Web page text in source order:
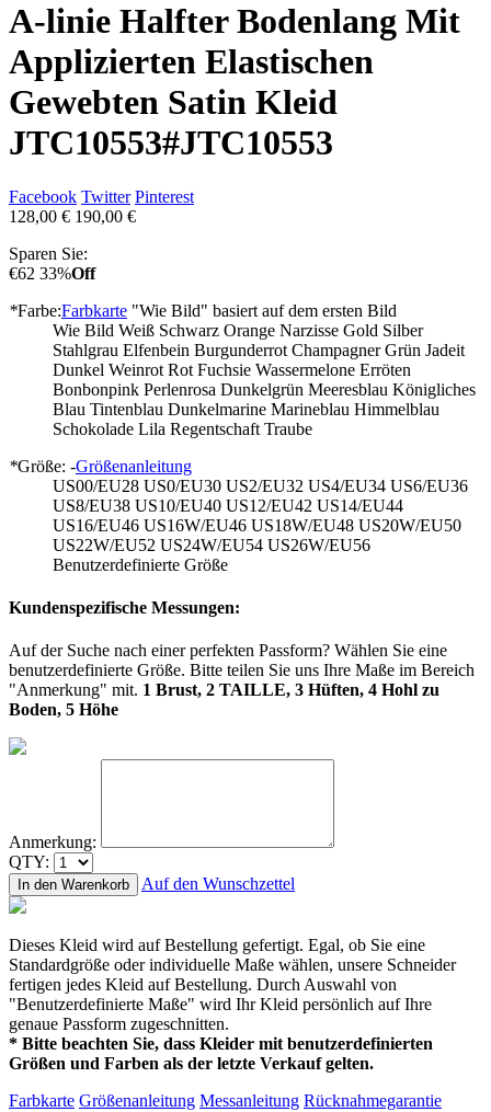
A-linie Halfter Bodenlang Mit
Applizierten Elastischen
Gewebten Satin Kleid
JTC10553#JTC10553
Facebook Twitter Pinterest
128,00 € 190,00 €
Sparen Sie:
€62 33%Off
*Farbe:Farbkarte "Wie Bild" basiert auf dem ersten Bild
Wie Bild Weiß Schwarz Orange Narzisse Gold Silber
Stahlgrau Elfenbein Burgunderrot Champagner Grün Jadeit
Dunkel Weinrot Rot Fuchsie Wassermelone Erröten
Bonbonpink Perlenrosa Dunkelgrün Meeresblau Königliches
Blau Tintenblau Dunkelmarine Marineblau Himmelblau
Schokolade Lila Regentschaft Traube
*Größe: -Größenanleitung
US00/EU28 US0/EU30 US2/EU32 US4/EU34 US6/EU36
US8/EU38 US10/EU40 US12/EU42 US14/EU44
US16/EU46 US16W/EU46 US18W/EU48 US20W/EU50
US22W/EU52 US24W/EU54 US26W/EU56
Benutzerdefinierte Größe
Kundenspezifische Messungen:
Auf der Suche nach einer perfekten Passform? Wählen Sie eine
benutzerdefinierte Größe. Bitte teilen Sie uns Ihre Maße im Bereich
"Anmerkung" mit. 1 Brust, 2 TAILLE, 3 Hüften, 4 Hohl zu
Boden, 5 Höhe
Anmerkung:
QTY:
In den Warenkorb Auf den Wunschzettel
Dieses Kleid wird auf Bestellung gefertigt. Egal, ob Sie eine
Standardgröße oder individuelle Maße wählen, unsere Schneider
fertigen jedes Kleid auf Bestellung. Durch Auswahl von
"Benutzerdefinierte Maße" wird Ihr Kleid persönlich auf Ihre
genaue Passform zugeschnitten.
* Bitte beachten Sie, dass Kleider mit benutzerdefinierten
Größen und Farben als der letzte Verkauf gelten.
Farbkarte Größenanleitung Messanleitung Rücknahmegarantie